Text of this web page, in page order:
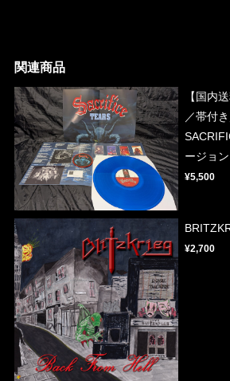
関連商品
【国内
／帯付
ージョ
¥5,500
¥2,700